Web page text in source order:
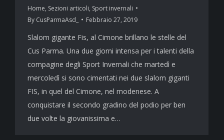
Home, Sezioni articoli, Sport invernali
By CusParmaAsd_ Febbraio 27, 2019
Slalom gigante Fis, al Cimone brillano le stelle del
Cus Parma. Una due giorni intensa per i talenti della
compagine degli Sport Invernali che martedì e
mercoledì si sono cimentati nei due slalom giganti
FIS, in quel del Cimone, nel modenese. A
conquistare il secondo gradino del podio per ben
due volte la giovanissima e…